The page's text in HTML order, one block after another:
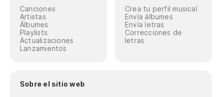
Canciones
Artistas
Álbumes
Playlists
Actualizaciones
Lanzamientos
Crea tu perfil musical
Envía álbumes
Envía letras
Correcciones de
letras
Sobre el sitio web